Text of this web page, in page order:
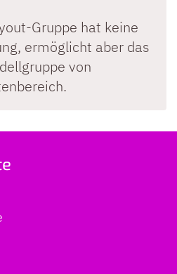
Gruppe hat keine
ermöglicht aber das
von